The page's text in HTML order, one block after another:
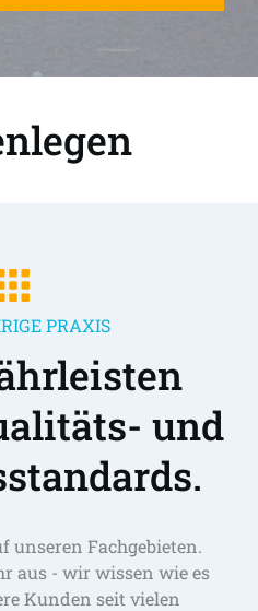
PRAXIS
und
unseren Fachgebieten.
aus - wir wissen wie es
Kunden seit vielen